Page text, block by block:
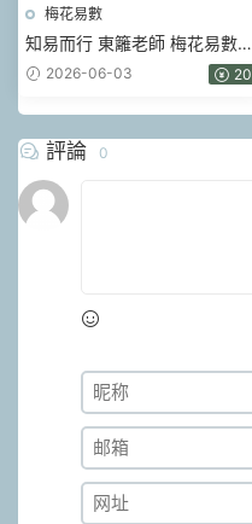
梅花易數
知易而行 東籬老師 梅花易數
1、2、3期共30集視頻+課件
2026-06-03 20
評論 0